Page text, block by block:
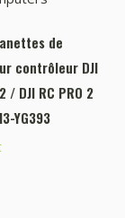
de
contrôleur DJI
/ DJI RC PRO 2
YG393